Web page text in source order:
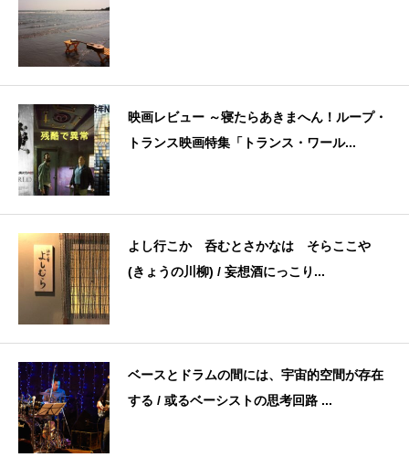
映画レビュー ～寝たらあきまへん！ループ・
トランス映画特集「トランス・ワール...
よし行こか 呑むとさかなは そらここや
(きょうの川柳) / 妄想酒にっこり...
ベースとドラムの間には、宇宙的空間が存在
する / 或るベーシストの思考回路 ...